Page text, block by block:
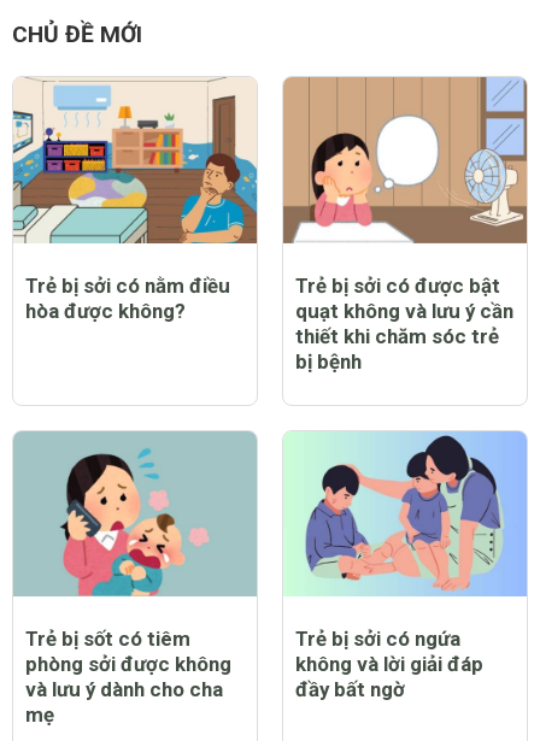
CHỦ ĐỀ MỚI
Trẻ bị sởi có nằm điều
hòa được không?
Trẻ bị sởi có được bật
quạt không và lưu ý cần
thiết khi chăm sóc trẻ
bị bệnh
Trẻ bị sốt có tiêm
phòng sởi được không
và lưu ý dành cho cha
mẹ
Trẻ bị sởi có ngứa
không và lời giải đáp
đầy bất ngờ